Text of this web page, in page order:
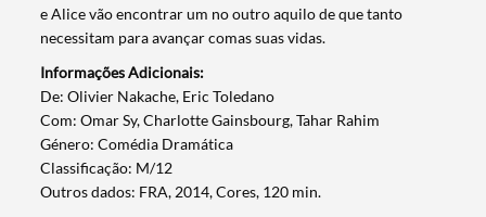
e Alice vão encontrar um no outro aquilo de que tanto
necessitam para avançar comas suas vidas.
Informações Adicionais:
​De: Olivier Nakache, Eric Toledano
Com: Omar Sy, Charlotte Gainsbourg, Tahar Rahim
Género: Comédia Dramática
Classificação: M/12
Outros dados: FRA, 2014, Cores, 120 min.